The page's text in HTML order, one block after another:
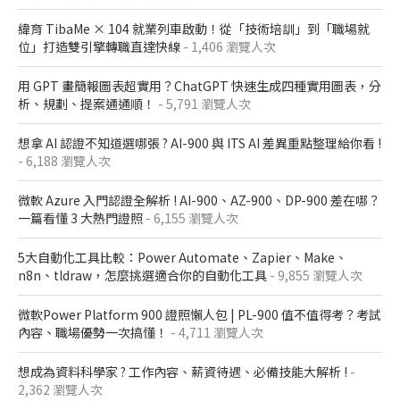
緯育 TibaMe × 104 就業列車啟動！從「技術培訓」到「職場就
位」打造雙引擎轉職直達快線 - 1,406 瀏覽人次
用 GPT 畫簡報圖表超實用？ChatGPT 快速生成四種實用圖表，分
析、規劃、提案通通順！ - 5,791 瀏覽人次
想拿 AI 認證不知道選哪張 ? AI-900 與 ITS AI 差異重點整理給你看 !
- 6,188 瀏覽人次
微軟 Azure 入門認證全解析​ ! AI-900、AZ-900、DP-900 差在哪？​
一篇看懂 3 大熱門證照​ - 6,155 瀏覽人次
5大自動化工具比較：Power Automate、Zapier、Make、
n8n、tldraw，怎麼挑選適合你的自動化工具 - 9,855 瀏覽人次
微軟Power Platform 900​ 證照懶人包​ | PL-900 值不值得考？考試
內容、職場優勢一次搞懂​！ - 4,711 瀏覽人次
想成為資料科學家 ? 工作內容、薪資待遇、必備技能大解析 ! -
2,362 瀏覽人次